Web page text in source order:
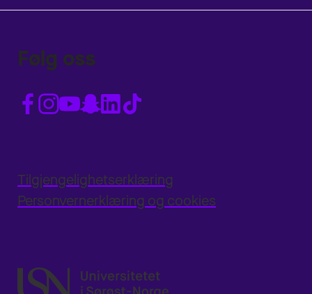
Følg oss
Tilgjengelighetserklæring
Personvernerklæring og cookies